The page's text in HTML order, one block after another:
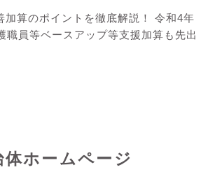
加算のポイントを徹底解説！ 令和4年
職員等ベースアップ等支援加算も先出
体ホームページ